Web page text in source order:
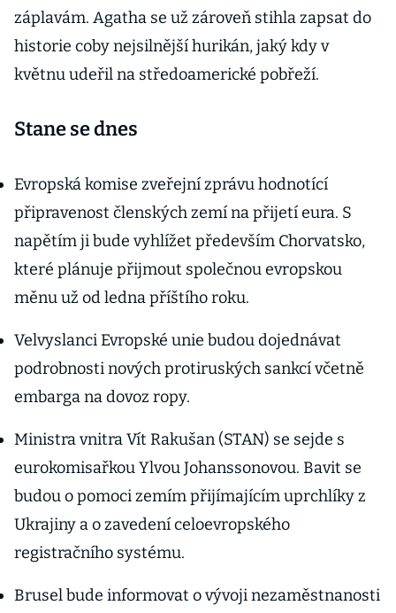
záplavám. Agatha se už zároveň stihla zapsat do
historie coby nejsilnější hurikán, jaký kdy v
květnu udeřil na středoamerické pobřeží.
Stane se dnes
Evropská komise zveřejní zprávu hodnotící
připravenost členských zemí na přijetí eura. S
napětím ji bude vyhlížet především Chorvatsko,
které plánuje přijmout společnou evropskou
měnu už od ledna příštího roku.
Velvyslanci Evropské unie budou dojednávat
podrobnosti nových protiruských sankcí včetně
embarga na dovoz ropy.
Ministra vnitra Vít Rakušan (STAN) se sejde s
eurokomisařkou Ylvou Johanssonovou. Bavit se
budou o pomoci zemím přijímajícím uprchlíky z
Ukrajiny a o zavedení celoevropského
registračního systému.
Brusel bude informovat o vývoji nezaměstnanosti